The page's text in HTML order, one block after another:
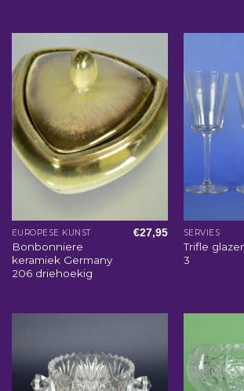
EUROPESE KUNST
Bonbonniere
keramiek Germany
206 driehoekig
€27,95 SERVIES
Trifle
3